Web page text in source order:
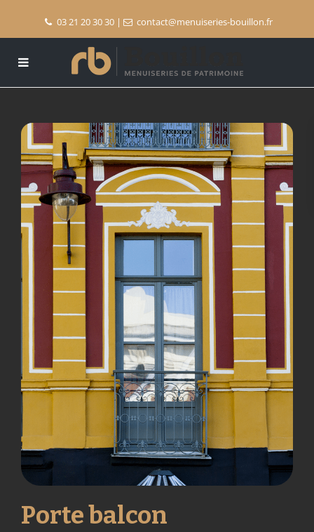
03 21 20 30 30 | contact@menuiseries-bouillon.fr
Porte balcon